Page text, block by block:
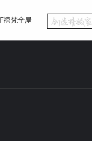
禧梵全屋